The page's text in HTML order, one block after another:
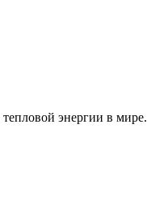
энергии в мире.